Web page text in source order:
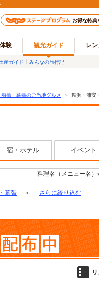
お得な特典
験 観光ガイド レン
産ガイド みんなの旅行記
橋・幕張のご当地グルメ ＞ 舞浜・浦安
宿・ホテル イベント
料理名（メニュー名）
幕張 ＞
さらに絞り込む